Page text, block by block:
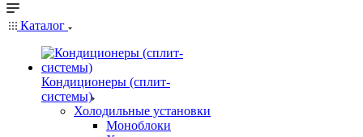
Каталог
Кондиционеры (сплит-
системы)
Холодильные установки
Моноблоки